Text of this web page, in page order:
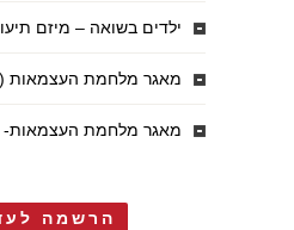
ילדים בשואה – מיזם
מאגר מלחמת העצמאות
מאגר מלחמת העצמאות- 2014
הרשמה